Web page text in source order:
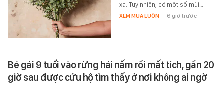
xa. Tuy nhiên, có một số mùi…
XEM MUA LUÔN - 6 giờ trước
Bé gái 9 tuổi vào rừng hái nấm rồi mất tích, gần 20
giờ sau được cứu hộ tìm thấy ở nơi không ai ngờ